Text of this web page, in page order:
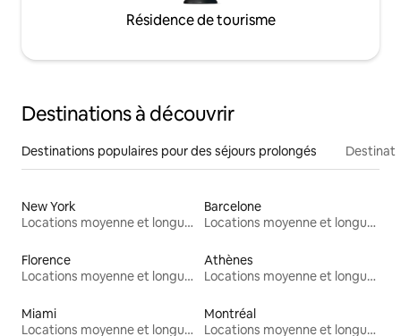
Résidence de tourisme
Destinations à découvrir
Destinations populaires pour des séjours prolongés
New York
Locations moyenne et longue durée
Barcelone
Locations moyenne et longue durée
Florence
Locations moyenne et longue durée
Athènes
Locations moyenne et longue durée
Miami
Locations moyenne et longue durée
Montréal
Locations moyenne et longue durée